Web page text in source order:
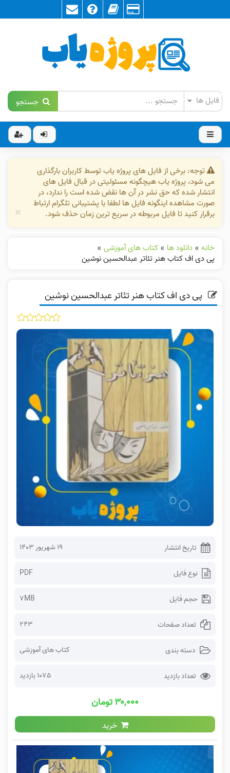
جستجو
توجه: برخی از فایل های پروژه یاب توسط کاربران بارگذاری
می شود، پروژه یاب هیچگونه مسئولیتی در قبال فایل های
انتشار شده که حق نشر در آن ها نقض شده است را ندارد، در
صورت مشاهده اینگونه فایل ها لطفا با پشتیبانی تلگرام ارتباط
برقرار کنید تا فایل مربوطه در سریع ترین زمان حذف شود.
×
خانه » دانلود ها » کتاب های آموزشی »
پی دی اف کتاب هنر تئاتر عبدالحسین نوشین
پی دی اف کتاب هنر تئاتر عبدالحسین نوشین
تاریخ انتشار ۱۹ شهریور ۱۴۰۳
نوع فایل PDF
حجم فایل 7MB
تعداد صفحات 243
دسته بندی کتاب های آموزشی
تعداد بازدید 1075 بازدید
۳۰,۰۰۰ تومان
خرید